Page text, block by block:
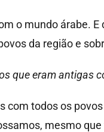
o mundo árabe.
da região e
que eram antigas
todos os
mesmo